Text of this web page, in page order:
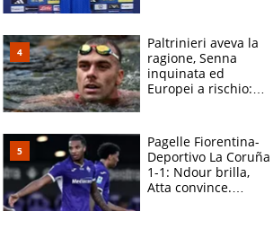
Paltrinieri aveva la
ragione, Senna
inquinata ed
Europei a rischio:
adesso
Pagelle Fiorentina-
Deportivo La Coruña
1-1: Ndour brilla,
Atta convince.